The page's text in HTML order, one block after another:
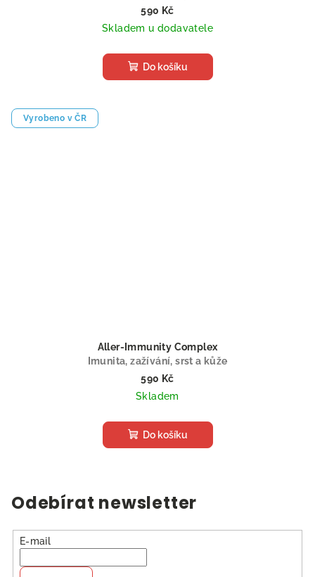
590 Kč
Skladem u dodavatele
Do košíku
Vyrobeno v ČR
Aller-Immunity Complex
Imunita, zažívání, srst a kůže
590 Kč
Skladem
Do košíku
Odebírat newsletter
E-mail